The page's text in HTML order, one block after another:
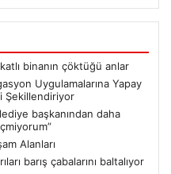
binanın çöktüğü anlar
Uygulamalarına Yapay
Şekillendiriyor
başkanından daha
Alanları
barış çabalarını baltalıyor